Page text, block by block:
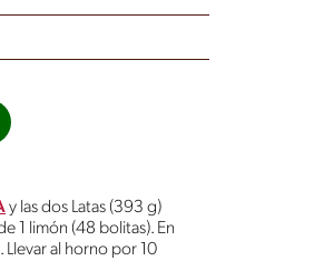
y las dos Latas (393 g)
1 limón (48 bolitas). En
Llevar al horno por 10